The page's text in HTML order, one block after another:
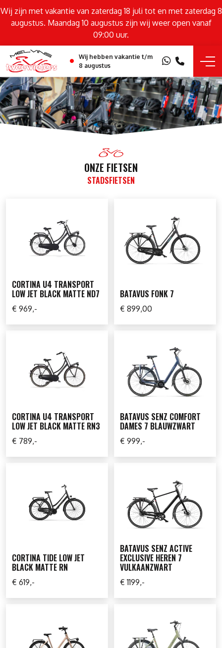
Wij zijn met vakantie van zaterdag 18 juli tot en met zaterdag 8
augustus. Maandag 10 augustus zijn wij weer open vanaf
09:00 uur.
Wij hebben vakantie t/m
8 augustus
ONZE FIETSEN
STADSFIETSEN
CORTINA U4 TRANSPORT
LOW JET BLACK MATTE ND7
€ 969,-
BATAVUS FONK 7
€ 899,00
CORTINA U4 TRANSPORT
LOW JET BLACK MATTE RN3
€ 789,-
BATAVUS SENZ COMFORT
DAMES 7 BLAUWZWART
€ 999,-
CORTINA TIDE LOW JET
BLACK MATTE RN
€ 619,-
BATAVUS SENZ ACTIVE
EXCLUSIVE HEREN 7
VULKAANZWART
€ 1199,-